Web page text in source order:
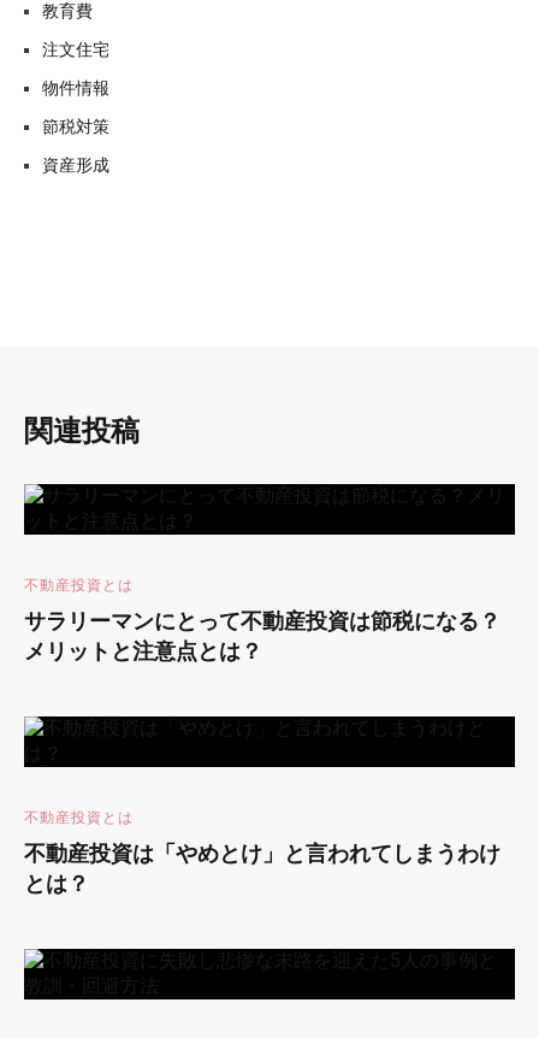
教育費
注文住宅
物件情報
節税対策
資産形成
関連投稿
不動産投資とは
サラリーマンにとって不動産投資は節税になる？
メリットと注意点とは？
不動産投資とは
不動産投資は「やめとけ」と言われてしまうわけ
とは？